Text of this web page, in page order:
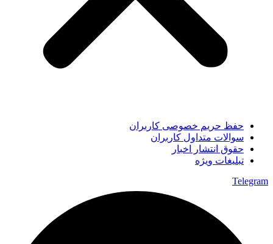
حفظ حریم خصوصی کاربران
سوالات متداول کاربران
حقوق انتشار اخبار
تبلیغات ویژه
Telegram